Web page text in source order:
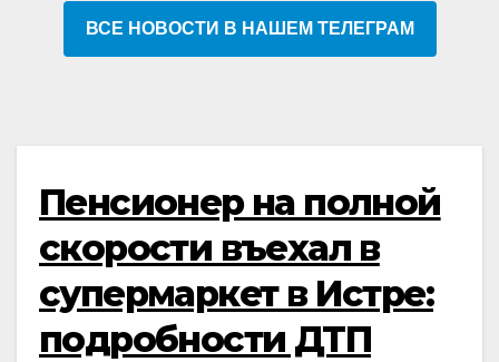
ВСЕ НОВОСТИ В НАШЕМ ТЕЛЕГРАМ
Пенсионер на полной
скорости въехал в
супермаркет в Истре:
подробности ДТП